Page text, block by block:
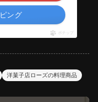
ング
ポチップ
洋菓子店ローズの料理商品